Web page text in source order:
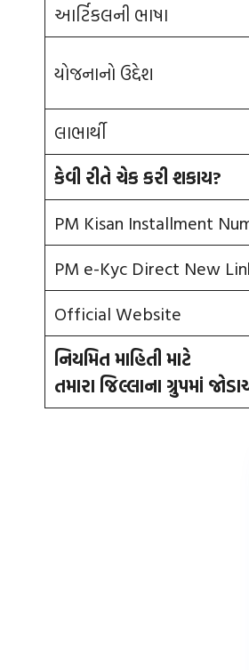
આર્ટિકલની ભાષા
યોજનાનો ઉદ્દેશ
લાભાર્થી
કેવી રીતે ચેક કરી શકાય?
PM Kisan Installment
PM e-Kyc Direct New
Official Website
નિયમિત માહિતી માટે
તમારા જિલ્લાના ગ્રુપમાંં